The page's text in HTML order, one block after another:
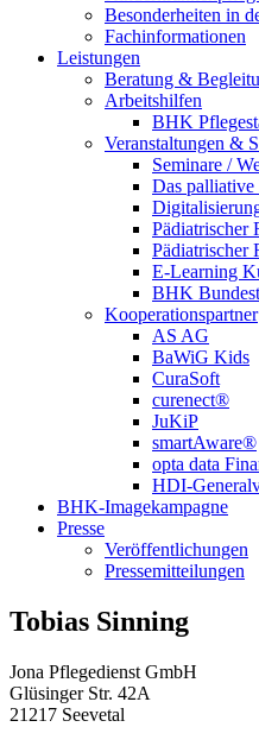
Besonderheiten in
Fachinformationen
Leistungen
Beratung &
Arbeitshilfen
BHK
Veranstaltungen &
Seminare /
Das
Pädiatrischer
Pädiatrischer
E-Learning
BHK
Kooperationspartner
AS AG
BaWiG Kids
CuraSoft
curenect®
JuKiP
smartAware®
opta data
HDI-
BHK-Imagekampagne
Presse
Veröffentlichungen
Pressemitteilungen
Tobias Sinning
Jona Pflegedienst GmbH
Glüsinger Str. 42A
21217 Seevetal